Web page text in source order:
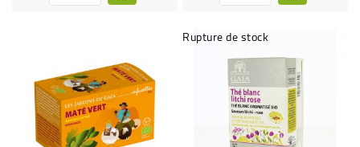
Rupture de stock